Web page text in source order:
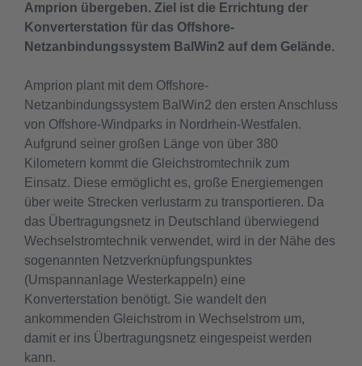
Amprion übergeben. Ziel ist die Errichtung der
Konverterstation für das Offshore-
Netzanbindungssystem BalWin2 auf dem Gelände.
Amprion plant mit dem Offshore-
Netzanbindungssystem BalWin2 den ersten Anschluss
von Offshore-Windparks in Nordrhein-Westfalen.
Aufgrund seiner großen Länge von über 380
Kilometern kommt die Gleichstromtechnik zum
Einsatz. Diese ermöglicht es, große Energiemengen
über weite Strecken verlustarm zu transportieren. Da
das Übertragungsnetz in Deutschland überwiegend
Wechselstromtechnik verwendet, wird in der Nähe des
sogenannten Netzverknüpfungspunktes
(Umspannanlage Westerkappeln) eine
Konverterstation benötigt. Sie wandelt den
ankommenden Gleichstrom in Wechselstrom um,
damit er ins Übertragungsnetz eingespeist werden
kann.